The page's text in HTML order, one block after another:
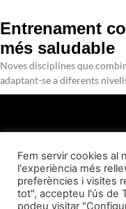
Entrenament
més saludable
Noves disciplines que
adaptant-se a diferents
QUI SOM CONTACTE
Fem servir cookies al
l'experiència més
preferències i visites
tot", accepteu l'ús de
podeu visitar